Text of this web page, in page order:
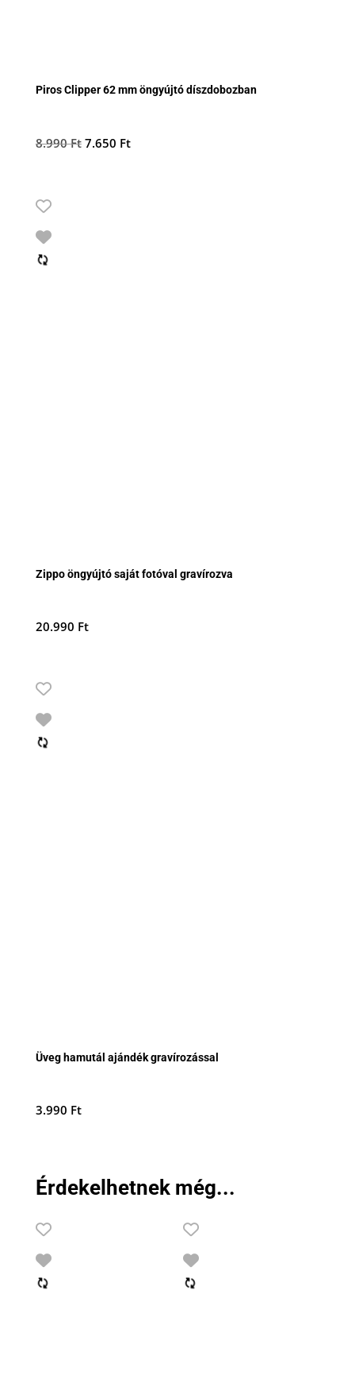
Piros Clipper 62 mm öngyújtó díszdobozban
8.990Ft Original
7.650 FtCurrent
Zippo öngyújtó saját fotóval gravírozva
20.990 Ft
Üveg hamutál ajándék gravírozással
3.990 Ft
Érdekelhetnek még...